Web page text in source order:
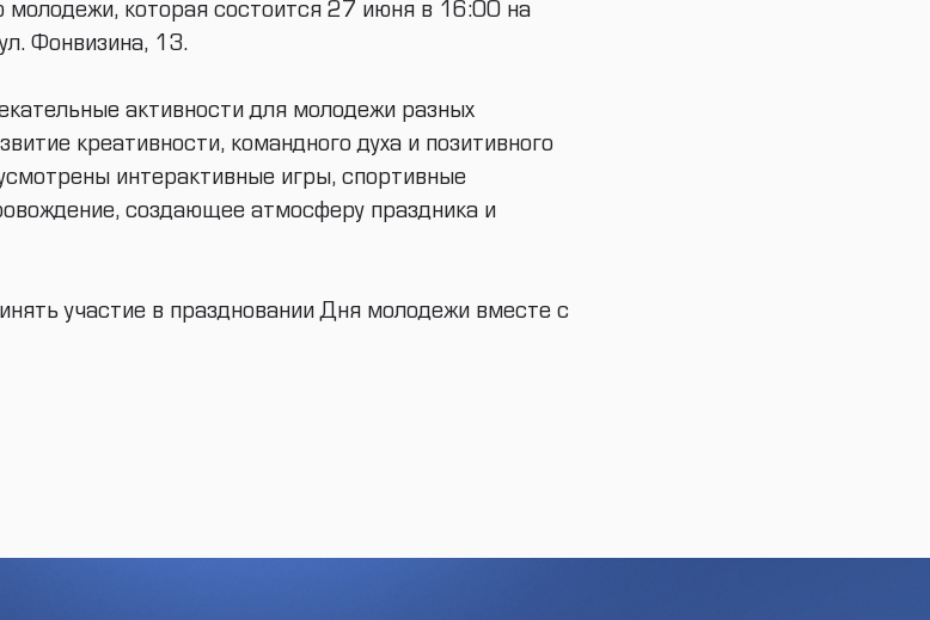
которая состоится 27 июня в 16:00 на
Фонвизина, 13.
активности для молодежи разных
креативности, командного духа и позитивного
интерактивные игры, спортивные
создающее атмосферу праздника и
участие в праздновании Дня молодежи вместе с